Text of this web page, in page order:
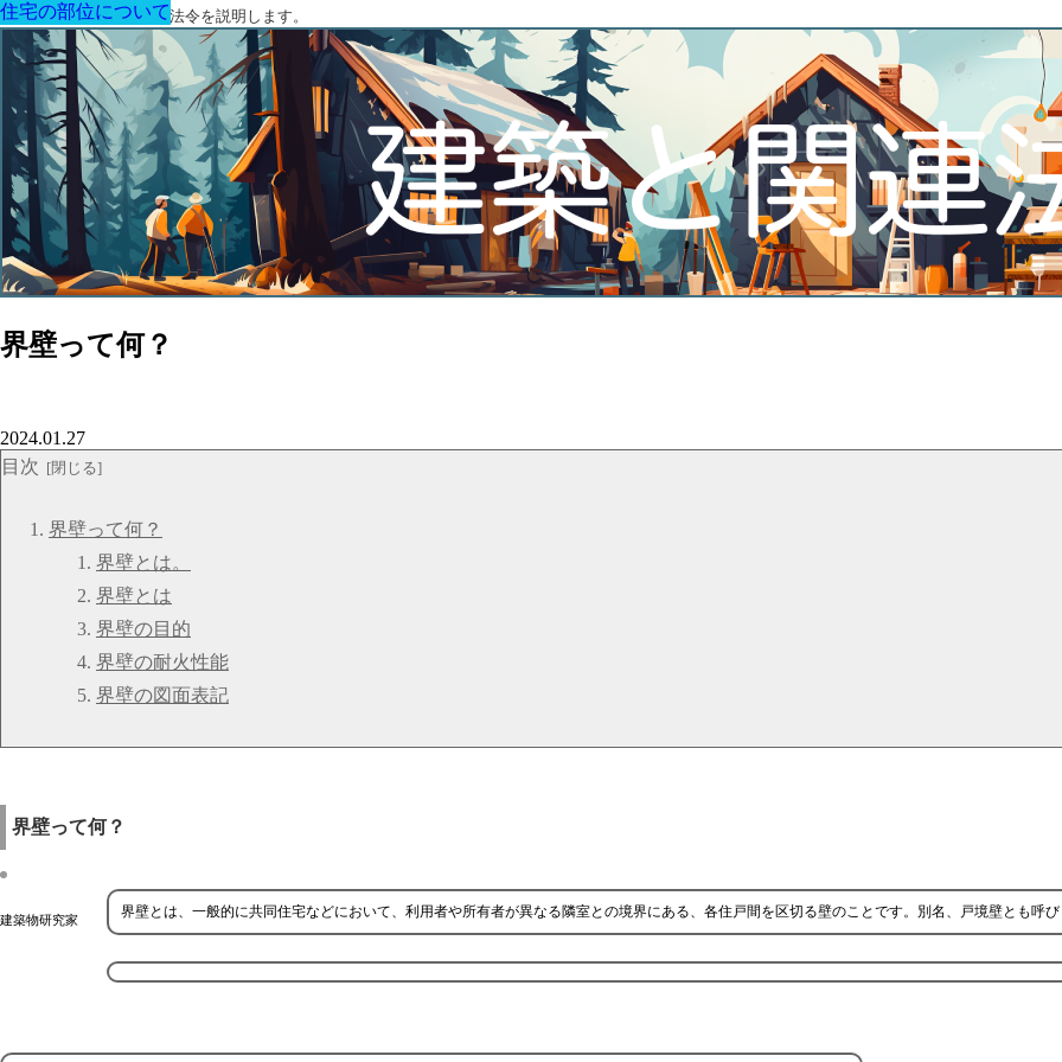
建築に関する用語と関連法令を説明します。
界壁って何？
住宅の部位について
2024.01.27
目次
界壁って何？
界壁とは。
界壁とは
界壁の目的
界壁の耐火性能
界壁の図面表記
界壁って何？
建築物研究家 界壁とは、一般的に共同住宅などにおいて、利用者や所有者が異なる隣室との境界にある、各住戸間を区切る壁のことです。別名、戸境壁とも呼
住宅の部位について
住宅の部位について
住宅の部位について
住宅の部位について
住宅の部位について
住宅の部位について